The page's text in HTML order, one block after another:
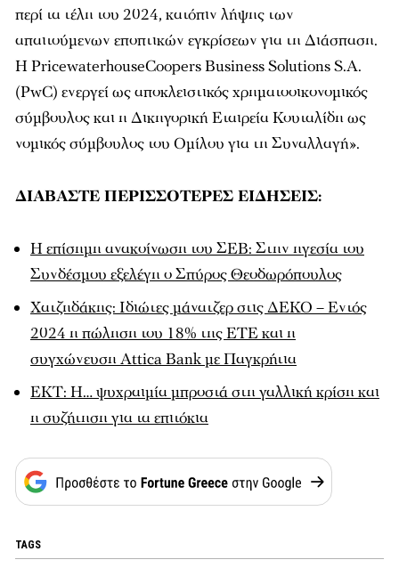
περί τα τέλη του 2024, κατόπιν λήψης των
απαιτούμενων εποπτικών εγκρίσεων για τη Διάσπαση.
Η PricewaterhouseCoopers Business Solutions S.A.
(PwC) ενεργεί ως αποκλειστικός χρηματοοικονομικός
σύμβουλος και η Δικηγορική Εταιρεία Κουταλίδη ως
νομικός σύμβουλος του Ομίλου για τη Συναλλαγή».
ΔΙΑΒΑΣΤΕ ΠΕΡΙΣΣΟΤΕΡΕΣ ΕΙΔΗΣΕΙΣ:
Η επίσημη ανακοίνωση του ΣΕΒ: Στην ηγεσία του
Συνδέσμου εξελέγη ο Σπύρος Θεοδωρόπουλος
Χατζηδάκης: Ιδιώτες μάνατζερ στις ΔΕΚΟ – Εντός
2024 η πώληση του 18% της ΕΤΕ και η
συγχώνευση Attica Bank με Παγκρήτια
ΕΚΤ: Η… ψυχραιμία μπροστά στη γαλλική κρίση και
η συζήτηση για τα επιτόκια
TAGS